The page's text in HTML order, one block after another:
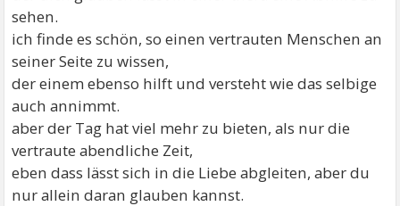
sehen.
ich finde es schön, so einen vertrauten Menschen an
seiner Seite zu wissen,
der einem ebenso hilft und versteht wie das selbige
auch annimmt.
aber der Tag hat viel mehr zu bieten, als nur die
vertraute abendliche Zeit,
eben dass lässt sich in die Liebe abgleiten, aber du
nur allein daran glauben kannst.